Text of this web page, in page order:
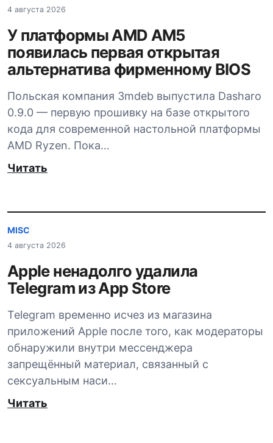
4 августа 2026
У платформы AMD AM5
появилась первая открытая
альтернатива фирменному BIOS
Польская компания 3mdeb выпустила Dasharo
0.9.0 — первую прошивку на базе открытого
кода для современной настольной платформы
AMD Ryzen. Пока…
Читать
MISC
4 августа 2026
Apple ненадолго удалила
Telegram из App Store
Telegram временно исчез из магазина
приложений Apple после того, как модераторы
обнаружили внутри мессенджера
запрещённый материал, связанный с
сексуальным наси…
Читать